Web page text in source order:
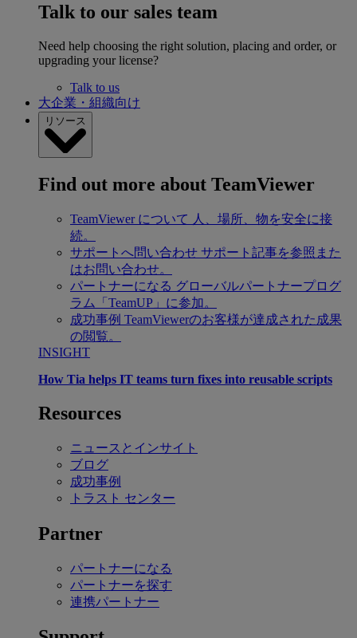
Talk to our sales team
Need help choosing the right solution, placing and order, or
upgrading your license?
Talk to us
大企業・組織向け
リソース
Find out more about TeamViewer
TeamViewer について 人、場所、物を安全に接
続。
サポートへ問い合わせ サポート記事を参照また
はお問い合わせ。
パートナーになる グローバルパートナープログ
ラム「TeamUP」に参加。
成功事例 TeamViewerのお客様が達成された成果
の閲覧。
INSIGHT
How Tia helps IT teams turn fixes into reusable scripts
Resources
ニュースとインサイト
ブログ
成功事例
トラスト センター
Partner
パートナーになる
パートナーを探す
連携パートナー